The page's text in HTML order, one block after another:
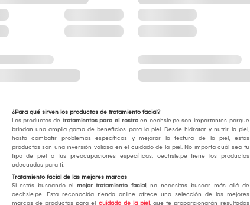
¿Para qué sirven los productos de tratamiento facial?
Los productos de tratamientos para el rostroen oechsle.pe son importantes porque
brindan una amplia gama de beneficios para la piel. Desde hidratar y nutrir la piel,
hasta combatir problemas específicos y mejorar la textura de la piel, estos
productos son una inversión valiosa en el cuidado de la piel. No importa cuál sea tu
tipo de piel o tus preocupaciones específicas, oechsle.pe tiene los productos
adecuados para ti.
Tratamiento facial de las mejores marcas
Si estás buscando el mejor tratamiento facial, no necesitas buscar más allá de
oechsle.pe. Esta reconocida tienda online ofrece una selección de las mejores
marcas de productos para el cuidado de la piel, que te proporcionarán resultados